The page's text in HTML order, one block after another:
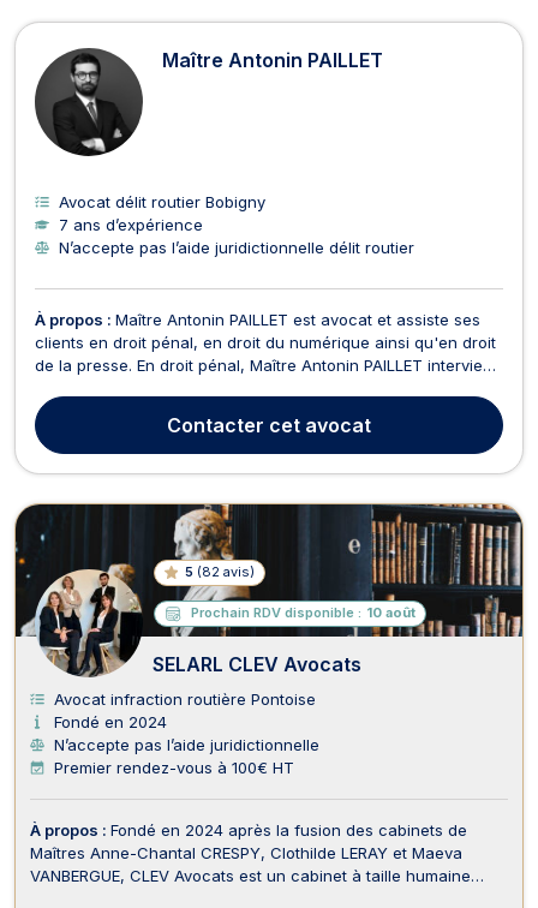
Maître Antonin PAILLET
Avocat délit routier Bobigny
7 ans d’expérience
N’accepte pas l’aide juridictionnelle délit routier
À propos : Maître Antonin PAILLET est avocat et assiste ses
clients en droit pénal, en droit du numérique ainsi qu'en droit
de la presse. En droit pénal, Maître Antonin PAILLET intervient
et au stade de l'aménagement des peines. Il assiste
notamment ses clients en garde à v...
Contacter cet avocat
5 (82 avis)
Prochain RDV disponible : 10 août
SELARL CLEV Avocats
Avocat infraction routière Pontoise
Fondé en 2024
N’accepte pas l’aide juridictionnelle
Premier rendez-vous à 100€ HT
À propos : Fondé en 2024 après la fusion des cabinets de
Maîtres Anne-Chantal CRESPY, Clothilde LERAY et Maeva
VANBERGUE, CLEV Avocats est un cabinet à taille humaine